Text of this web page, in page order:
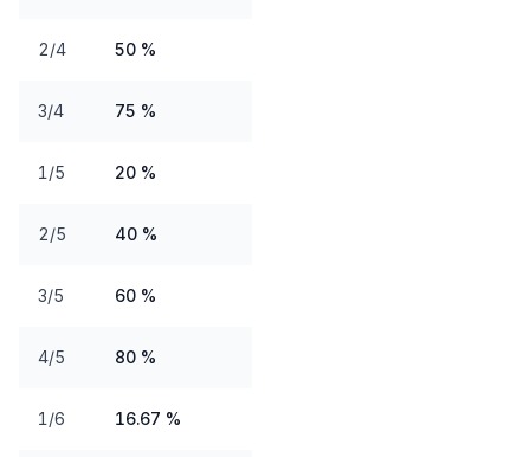
2/4 50 %
3/4 75 %
1/5 20 %
2/5 40 %
3/5 60 %
4/5 80 %
1/6 16.67 %